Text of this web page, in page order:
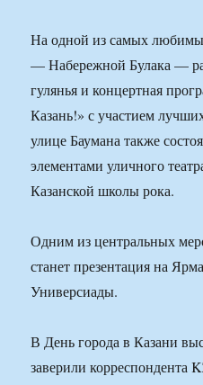
На одной из самых
— Набережной Булака —
гулянья и концертная
Казань!» с участием
улице Баумана также
элементами уличного
Казанской школы рока.
Одним из центральных
станет презентация на
Универсиады.
В День города в Казани
заверили корреспондента